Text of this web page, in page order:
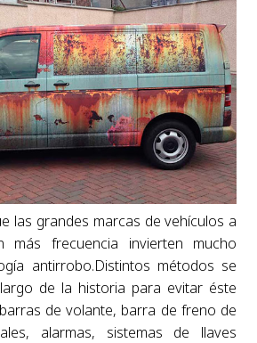
las grandes marcas de vehículos a
más frecuencia invierten mucho
antirrobo.Distintos métodos se
de la historia para evitar éste
de volante, barra de freno de
alarmas, sistemas de llaves